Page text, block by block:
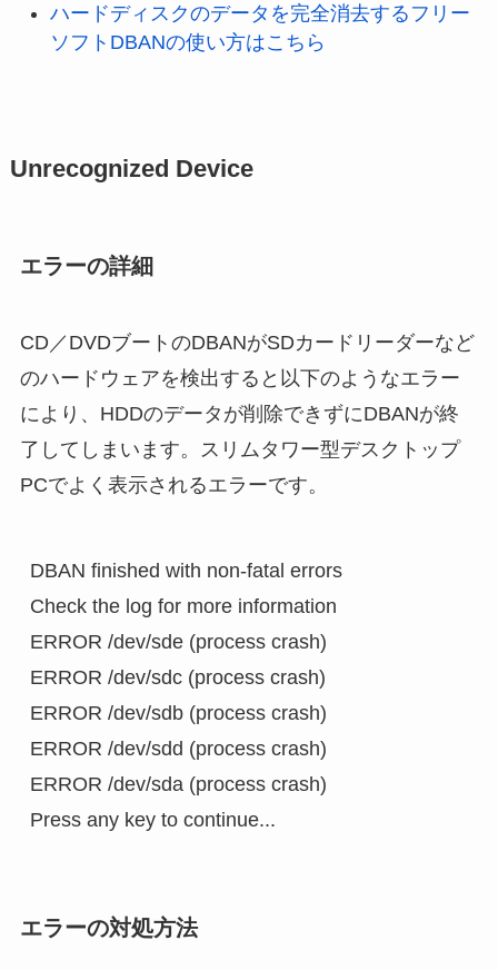
ハードディスクのデータを完全消去するフリー
ソフトDBANの使い方はこちら
Unrecognized Device
エラーの詳細
CD／DVDブートのDBANがSDカードリーダーなど
のハードウェアを検出すると以下のようなエラー
により、HDDのデータが削除できずにDBANが終
了してしまいます。スリムタワー型デスクトップ
PCでよく表示されるエラーです。
DBAN finished with non-fatal errors
Check the log for more information
ERROR /dev/sde (process crash)
ERROR /dev/sdc (process crash)
ERROR /dev/sdb (process crash)
ERROR /dev/sdd (process crash)
ERROR /dev/sda (process crash)
エラーの対処方法